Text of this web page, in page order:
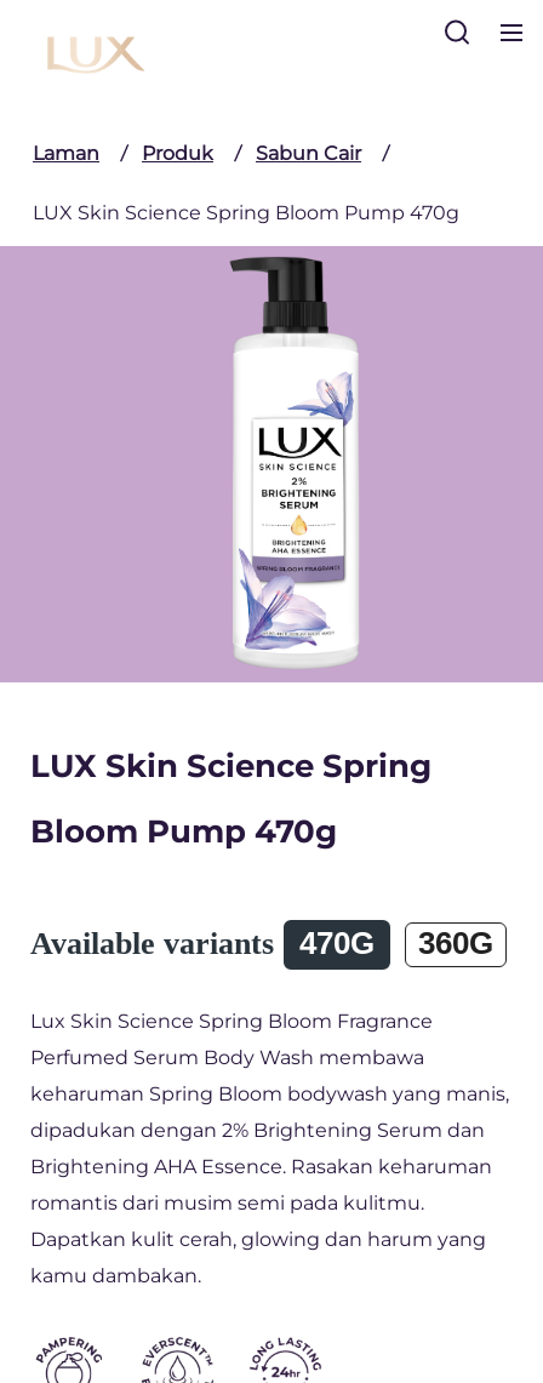
Cari
Laman Produk Sabun Cair
LUX Skin Science Spring Bloom Pump 470g
LUX Skin Science Spring
Bloom Pump 470g
Available variants 470G 360G
Lux Skin Science Spring Bloom Fragrance
Perfumed Serum Body Wash membawa
keharuman Spring Bloom bodywash yang manis,
dipadukan dengan 2% Brightening Serum dan
Brightening AHA Essence. Rasakan keharuman
romantis dari musim semi pada kulitmu.
Dapatkan kulit cerah, glowing dan harum yang
kamu dambakan.